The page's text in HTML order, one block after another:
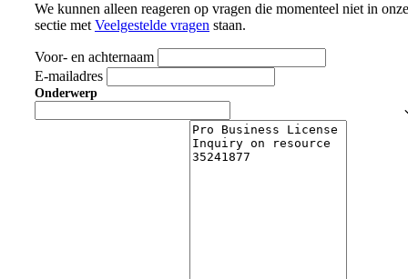
We kunnen alleen reageren op vragen die momenteel niet in onze
sectie metVeelgestelde vragen staan.
Voor- en achternaam
E-mailadres
Onderwerp